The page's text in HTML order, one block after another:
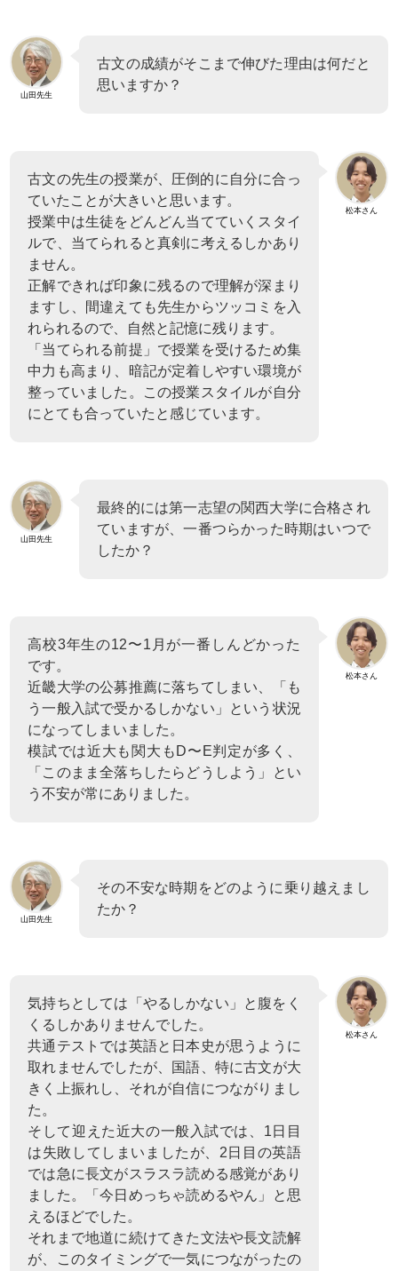
山田先生
古文の成績がそこまで伸びた理由は何だと
思いますか？
松本さん
古文の先生の授業が、圧倒的に自分に合っ
ていたことが大きいと思います。
授業中は生徒をどんどん当てていくスタイ
ルで、当てられると真剣に考えるしかあり
ません。
正解できれば印象に残るので理解が深まり
ますし、間違えても先生からツッコミを入
れられるので、自然と記憶に残ります。
「当てられる前提」で授業を受けるため集
中力も高まり、暗記が定着しやすい環境が
整っていました。この授業スタイルが自分
にとても合っていたと感じています。
山田先生
最終的には第一志望の関西大学に合格され
ていますが、一番つらかった時期はいつで
したか？
松本さん
高校3年生の12〜1月が一番しんどかった
です。
近畿大学の公募推薦に落ちてしまい、「も
う一般入試で受かるしかない」という状況
になってしまいました。
模試では近大も関大もD〜E判定が多く、
「このまま全落ちしたらどうしよう」とい
う不安が常にありました。
山田先生
その不安な時期をどのように乗り越えまし
たか？
松本さん
気持ちとしては「やるしかない」と腹をく
くるしかありませんでした。
共通テストでは英語と日本史が思うように
取れませんでしたが、国語、特に古文が大
きく上振れし、それが自信につながりまし
た。
そして迎えた近大の一般入試では、1日目
は失敗してしまいましたが、2日目の英語
では急に長文がスラスラ読める感覚があり
ました。「今日めっちゃ読めるやん」と思
えるほどでした。
それまで地道に続けてきた文法や長文読解
が、このタイミングで一気につながったの